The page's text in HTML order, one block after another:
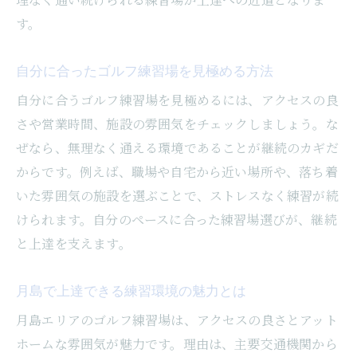
す。
自分に合ったゴルフ練習場を見極める方法
自分に合うゴルフ練習場を見極めるには、アクセスの良
さや営業時間、施設の雰囲気をチェックしましょう。な
ぜなら、無理なく通える環境であることが継続のカギだ
からです。例えば、職場や自宅から近い場所や、落ち着
いた雰囲気の施設を選ぶことで、ストレスなく練習が続
けられます。自分のペースに合った練習場選びが、継続
と上達を支えます。
月島で上達できる練習環境の魅力とは
月島エリアのゴルフ練習場は、アクセスの良さとアット
ホームな雰囲気が魅力です。理由は、主要交通機関から